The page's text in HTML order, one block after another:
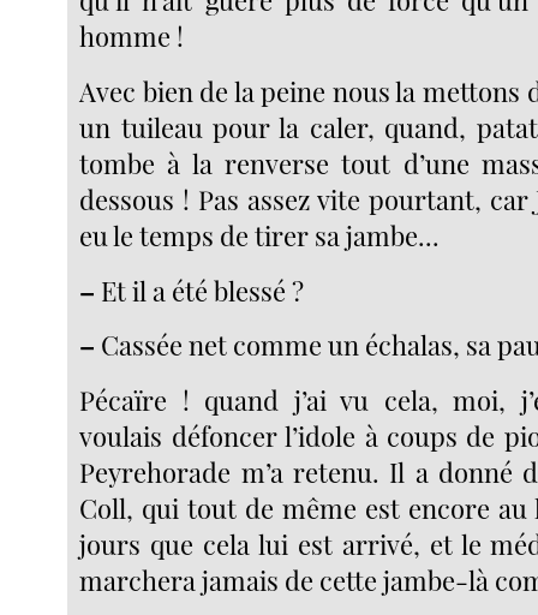
homme !
Avec bien de la peine nous la mettons
un tuileau pour la caler, quand,
tombe à la renverse tout d’une
dessous ! Pas assez vite pourtant, car
eu le temps de tirer sa jambe...
– Et il a été blessé ?
– Cassée net comme un échalas, sa
Pécaïre ! quand j’ai vu cela, moi,
voulais défoncer l’idole à coups de
Peyrehorade m’a retenu. Il a donné
Coll, qui tout de même est encore
jours que cela lui est arrivé, et le
marchera jamais de cette jambe-là